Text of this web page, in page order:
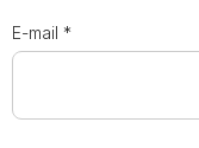
E-mail *